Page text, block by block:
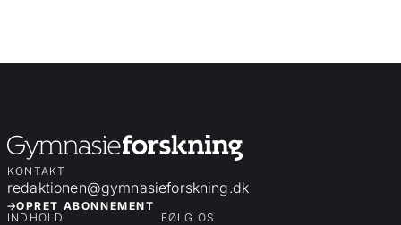
KONTAKT
redaktionen@gymnasieforskning.dk
OPRET ABONNEMENT
INDHOLD
FØLG OS